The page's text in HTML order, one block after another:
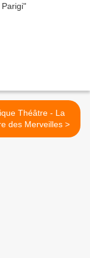
Théâtre - La
Chambre des Merveilles >